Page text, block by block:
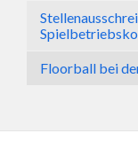
Floorball bei